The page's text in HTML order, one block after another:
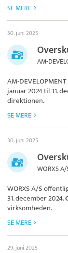
SE MERE
30. juni 2025
AM-
AM-
januar 2024 til 31.
direktionen.
SE MERE
30. juni 2025
WORXS A/
WORXS A/S
31. december 2024.
virksomheden.
SE MERE
29. juni 2025